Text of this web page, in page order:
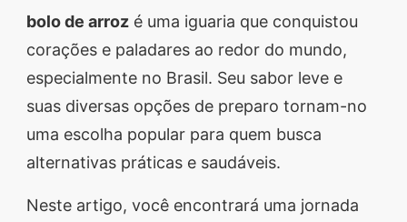
tudo o que você
precisa! Explore nosso
site e descubra técnicas
culinárias incríveis,
segredos valiosos e
receitas rápidas e fáceis
todos ao seu redor.
bolo de arroz é uma iguaria que conquistou
corações e paladares ao redor do mundo,
especialmente no Brasil. Seu sabor leve e
suas diversas opções de preparo tornam-no
uma escolha popular para quem busca
alternativas práticas e saudáveis.
Neste artigo, você encontrará uma jornada